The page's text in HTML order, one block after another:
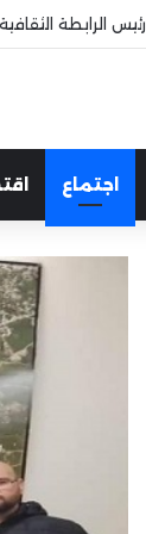
رئيس الرابطة
اجتماع